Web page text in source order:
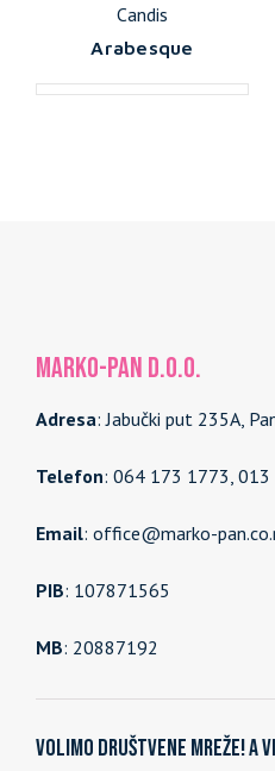
Candis
Arabesque
MARKO-PAN d.o.o.
Adresa: Jabučki put 235A,
Telefon: 064 173 1773,
Email: office@marko-
PIB: 107871565
MB: 20887192
Volimo društvene mreže! A